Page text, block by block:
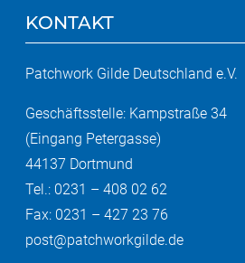
KONTAKT
Patchwork Gilde Deutschland e.V.
Geschäftsstelle: Kampstraße 34
(Eingang Petergasse)
44137 Dortmund
Tel.: 0231 – 408 02 62
Fax: 0231 – 427 23 76
post@patchworkgilde.de